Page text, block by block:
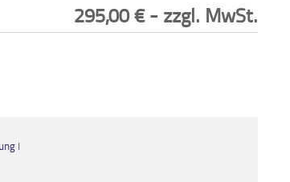
295,00€- zzgl. MwSt.
I